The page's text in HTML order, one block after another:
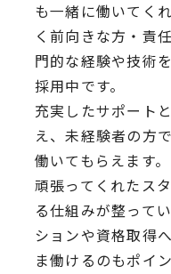
も一緒に働いてく
く前向きな方・責
門的な経験や技術
採用中です。
充実したサポート
え、未経験者の方
働いてもらえます。
頑張ってくれたス
る仕組みが整って
ションや資格取得
ま働けるのもポイン